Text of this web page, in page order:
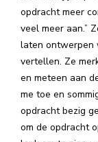
opdracht meer
veel meer aan.”
laten ontwerpen
vertellen. Ze
en meteen aan
me toe en
opdracht bezig
om de opdracht